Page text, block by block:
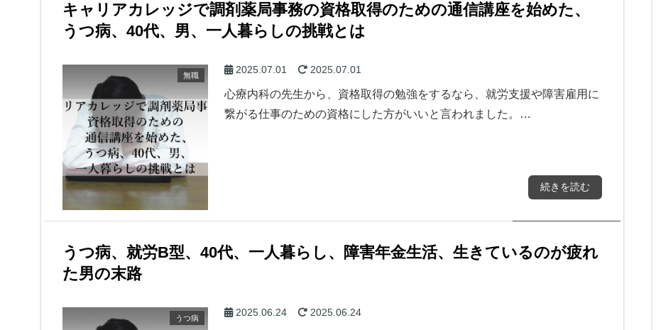
キャリアカレッジで調剤薬局事務の資格取得のための通信講座を始めた、
うつ病、40代、男、一人暮らしの挑戦とは
無職 2025.07.01 2025.07.01
心療内科の先生から、資格取得の勉強をするなら、就労支援や障害雇用に
繋がる仕事のための資格にした方がいいと言われました。…
続きを読む
うつ病、就労B型、40代、一人暮らし、障害年金生活、生きているのが疲れ
た男の末路
うつ病 2025.06.24 2025.06.24